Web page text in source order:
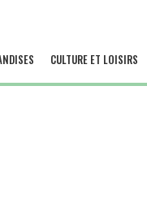
CULTURE ET LOISIRS